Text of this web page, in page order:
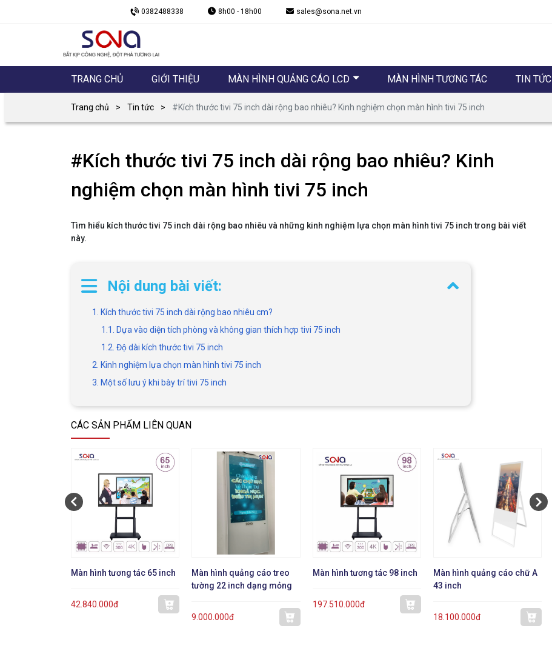
0382488338 8h00 - 18h00 sales@sona.net.vn
TRANG CHỦ GIỚI THIỆU MÀN HÌNH QUẢNG CÁO LCD MÀN HÌNH TƯƠNG TÁC TIN TỨC
Trang chủ Tin tức #Kích thước tivi 75 inch dài rộng bao nhiêu? Kinh nghiệm chọn màn hình tivi 75 inch
#Kích thước tivi 75 inch dài rộng bao nhiêu? Kinh
nghiệm chọn màn hình tivi 75 inch
Tìm hiểu kích thước tivi 75 inch dài rộng bao nhiêu và những kinh nghiệm lựa chọn màn hình tivi 75 inch trong bài viết
này.
Nội dung bài viết:
1. Kích thước tivi 75 inch dài rộng bao nhiêu cm?
1.1. Dựa vào diện tích phòng và không gian thích hợp tivi 75 inch
1.2. Độ dài kích thước tivi 75 inch
2. Kinh nghiệm lựa chọn màn hình tivi 75 inch
3. Một số lưu ý khi bày trí tivi 75 inch
CÁC SẢN PHẨM LIÊN QUAN
Màn hình tương tác 65 inch
42.840.000đ
Màn hình quảng cáo treo
tường 22 inch dạng mỏng
9.000.000đ
Màn hình tương tác 98 inch
197.510.000đ
Màn hình quảng cáo chữ A
43 inch
18.100.000đ